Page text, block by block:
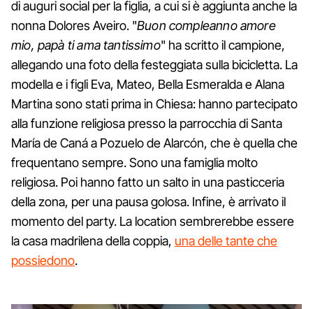
di auguri social per la figlia, a cui si è aggiunta anche la
nonna Dolores Aveiro. "Buon compleanno amore
mio, papà ti ama tantissimo" ha scritto il campione,
allegando una foto della festeggiata sulla bicicletta. La
modella e i figli Eva, Mateo, Bella Esmeralda e Alana
Martina sono stati prima in Chiesa: hanno partecipato
alla funzione religiosa presso la parrocchia di Santa
María de Caná a Pozuelo de Alarcón, che è quella che
frequentano sempre. Sono una famiglia molto
religiosa. Poi hanno fatto un salto in una pasticceria
della zona, per una pausa golosa. Infine, è arrivato il
momento del party. La location sembrerebbe essere
la casa madrilena della coppia, una delle tante che
possiedono.